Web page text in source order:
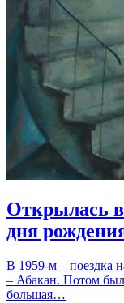
Открылась
дня
В 1959-м – поездка
– Абакан. Потом
большая…